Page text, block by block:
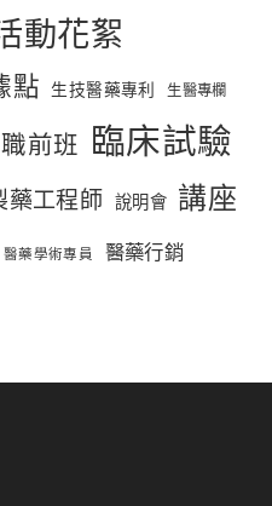
動花絮
點 生技醫藥專利 生醫專欄
職前班 臨床試驗
藥工程師 說明會 講座
醫藥學術專員 醫藥行銷